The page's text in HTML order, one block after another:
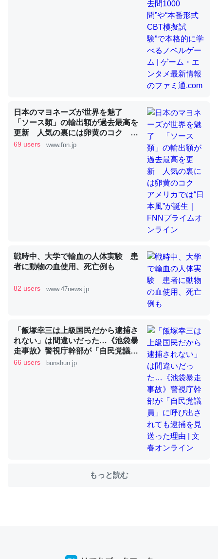
論文では「淡水はカルシウムも酸素も不足してて両方に不
利だから両方が拮抗してるのでは」とあって面白い。海に
いる鋏角類（カブトガニ・ウミグモ）はカルシウムを使わ
ずキチンを強化してる筈だが、酵素が違うのか？
─ニュース :: 【研究発表】昆虫学の大問題＝「昆虫はなぜ海にいな
これを元に考えるとカルシウムを大量に使う脊椎動物と貝
類は苦労してるんだな…。腹足類だと殻を無くしてナメク
─ニュース :: 【研究発表】昆虫学の大問題＝「昆虫はなぜ海にいな
ウチもEchoを実家に置いて４年。でたまに覗いてる。ぼ
ちぼちRingも置こうかと画策中。あと、Googleマップで
位置情報を共有してる。電池残量や充電中かが分かるので
ちょうど同じ理由でEcho Show 8を設定中でした。Prime
とかSpotifyを支払う孝行もできる。一生で親と会える残
り時間を日数にすると1週間とかの人が多いそうだけど、
それを実質100倍以上に伸ばす効果があるはず……
─たまにLINEするくらいだった遠方の父67歳と僕。ITツール導入で
コミュニケーションが劇的に変化した｜tayorini by LIFULL介護
日本のマヨネーズが世界を魅了
「ソース類」の輸出額が過去最高を
更新 人気の裏には卵黄のコク ア
メリカでは“日本風”が誕生｜FNNプ
69 users www.fnn.jp
戦時中、大学で輸血の人体実験 患
者に動物の血使用、死亡例も
82 users www.47news.jp
「飯塚幸三は上級国民だから逮捕さ
れない」は間違いだった…《池袋暴
走事故》警視庁幹部が「自民党議
員」に呼び出されても逮捕を見送っ
66 users bunshun.jp
もっと読む